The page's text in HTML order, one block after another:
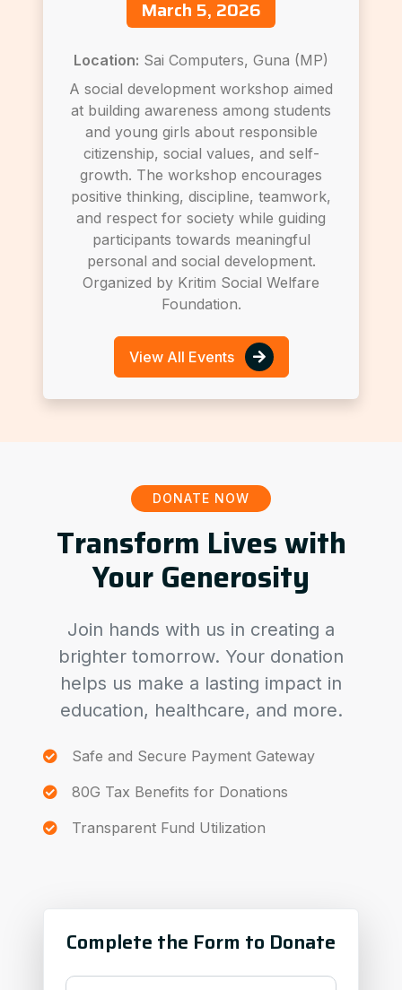
March 5, 2026
Location: Sai Computers, Guna (MP)
A social development workshop aimed
at building awareness among students
and young girls about responsible
citizenship, social values, and self-
growth. The workshop encourages
positive thinking, discipline, teamwork,
and respect for society while guiding
participants towards meaningful
personal and social development.
Organized by Kritim Social Welfare
Foundation.
View All Events
DONATE NOW
Transform Lives with
Your Generosity
Join hands with us in creating a
brighter tomorrow. Your donation
helps us make a lasting impact in
education, healthcare, and more.
Safe and Secure Payment Gateway
80G Tax Benefits for Donations
Transparent Fund Utilization
Complete the Form to Donate